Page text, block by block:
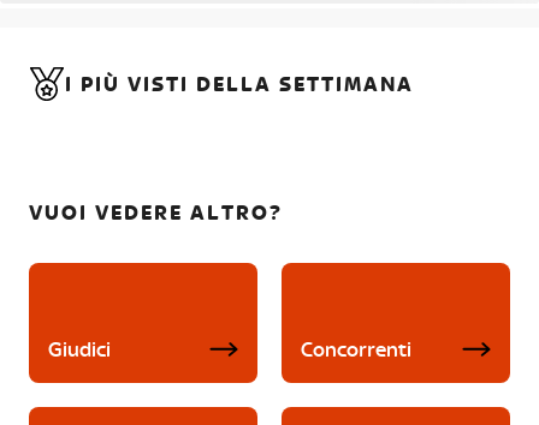
I PIÙ VISTI DELLA SETTIMANA
VUOI VEDERE ALTRO?
Giudici Concorrenti